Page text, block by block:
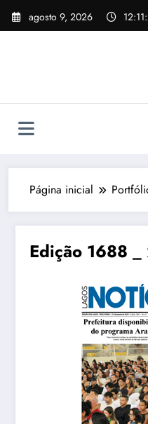
agosto 9, 2026
Página inicial
Edição 1688